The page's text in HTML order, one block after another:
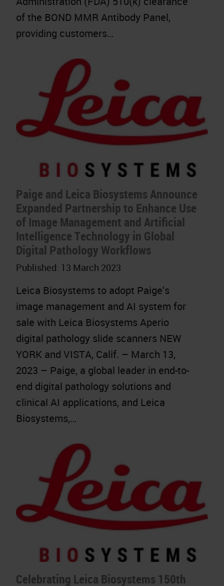
of the BOND MMR Antibody Panel,
providing customers…
Paige and Leica Biosystems Announce
Expanded Partnership to Enhance Use
of Image Management and Artificial
Intelligence Technology in Global
Digital Pathology Workflows
Published: 13 March 2023
Leica Biosystems to adopt Paige's
image management and AI system for
sale with Leica Biosystems Aperio
digital pathology slide scanners NEW
YORK and VISTA, Calif. – March 13,
2023 – Paige, a global leader in end-to-
end digital pathology solutions and
clinical AI applications, and Leica
Biosystems,…
Celebrating Leica Biosystems 150th